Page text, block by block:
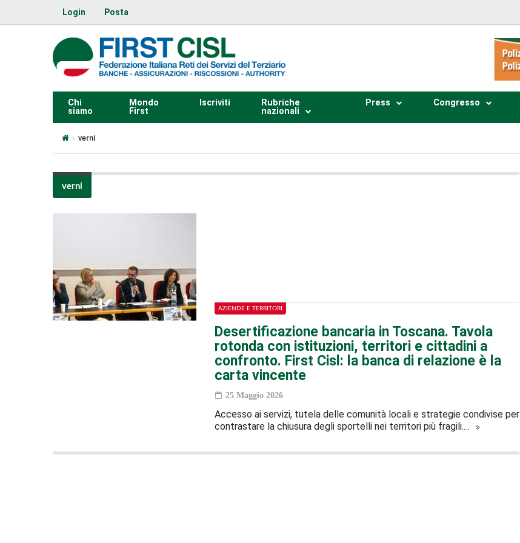
Login Posta
Chi
siamo
Mondo
First
Iscriviti
Rubriche
nazionali
Press Congresso
verni
verni
AZIENDE E TERRITORI
Desertificazione bancaria in Toscana. Tavola
rotonda con istituzioni, territori e cittadini a
confronto. First Cisl: la banca di relazione è la
carta vincente
25 Maggio 2026
Accesso ai servizi, tutela delle comunità locali e strategie condivise per
contrastare la chiusura degli sportelli nei territori più fragili.…